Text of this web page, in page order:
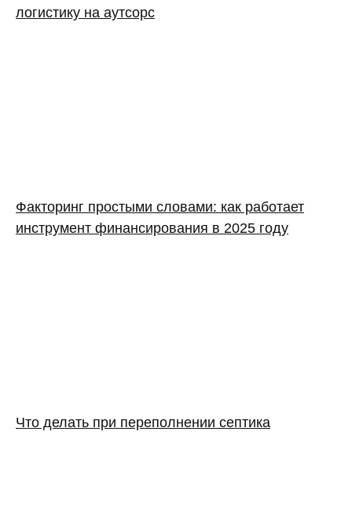
логистику на аутсорс
Факторинг простыми словами: как работает
инструмент финансирования в 2025 году
Что делать при переполнении септика